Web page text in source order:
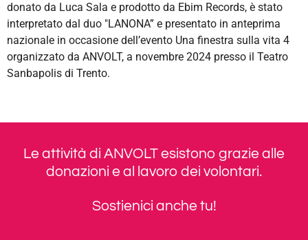
donato da Luca Sala e prodotto da Ebim Records, è stato
interpretato dal duo "LANONA” e presentato in anteprima
nazionale in occasione dell’evento Una finestra sulla vita 4
organizzato da ANVOLT, a novembre 2024 presso il Teatro
Sanbapolis di Trento.
Le attività di ANVOLT esistono grazie alle
donazioni e al lavoro dei volontari.
Sostienici anche tu!